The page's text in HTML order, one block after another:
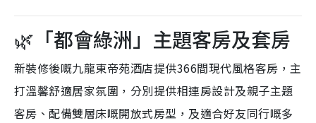
🌿「都會綠洲」主題客房及套房
新裝修後嘅九龍東帝苑酒店提供366間現代風格客房，主
打溫馨舒適居家氛圍，分別提供相連房設計及親子主題
客房、配備雙層床嘅開放式房型，及適合好友同行嘅多